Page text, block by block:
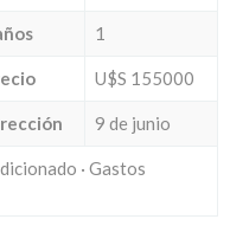
1
U$S 155000
9 de junio
· Gastos